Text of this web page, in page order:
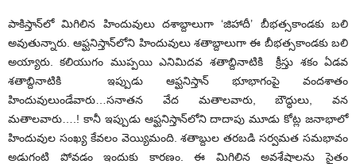
పాకిస్తాన్‌లో మిగిలిన హిందువులు దశాబ్దాలుగా ‘జిహాదీ’ బీభత్సకాండకు బలి
అవుతున్నారు. ఆఫ్ఘనిస్తాన్‌లోని హిందువులు శతాబ్దాలుగా ఈ బీభత్సకాండకు బలి
అయ్యారు. కలియుగం ముప్పయి ఎనిమిదవ శతాబ్దినాటికి క్రీస్తు శకం ఏడవ
శతాబ్దినాటికి ఇప్పుడు ఆఫ్ఘనిస్తాన్ భూభాగంపై వందశాతం
హిందువులుండేవారు…సనాతన వేద మతాలవారు, బౌద్ధులు, వన
మతాలవారు….! కానీ ఇప్పుడు ఆఫ్ఘనిస్తాన్‌లోని దాదాపు మూడు కోట్ల జనాభాలో
హిందువుల సంఖ్య కేవలం వెయ్యిమంది. శతాబ్దుల తరబడి సర్వమత సమభావం
అడుగంటి పోవడం ఇందుకు కారణం. ఈ మిగిలిన అవశేషాలను సైతం